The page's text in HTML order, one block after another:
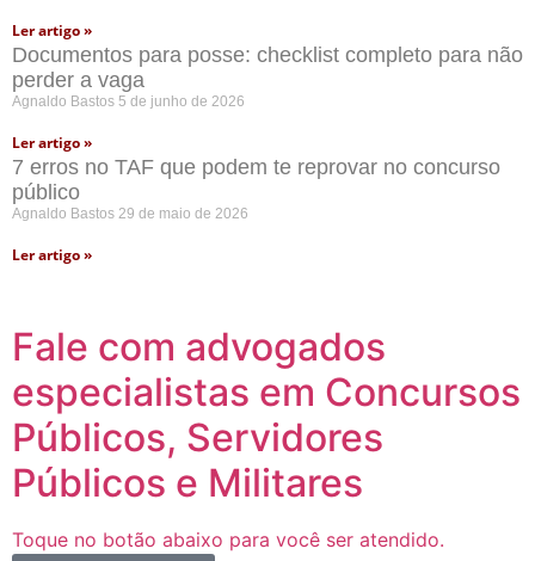
Ler artigo »
Documentos para posse: checklist completo para não
perder a vaga
Agnaldo Bastos 5 de junho de 2026
Ler artigo »
7 erros no TAF que podem te reprovar no concurso
público
Agnaldo Bastos 29 de maio de 2026
Ler artigo »
Fale com advogados
especialistas em Concursos
Públicos, Servidores
Públicos e Militares
Toque no botão abaixo para você ser atendido.